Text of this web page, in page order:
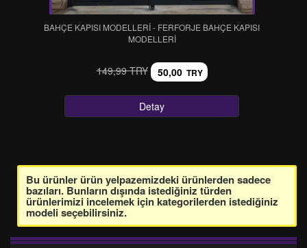
BAHÇE KAPISI MODELLERİ - FERFORJE BAHÇE KAPISI
MODELLERİ
149,99 TRY 50,00 TRY
Detay
Bu ürünler ürün yelpazemizdeki ürünlerden sadece
bazıları. Bunların dışında istediğiniz türden
ürünlerimizi incelemek için kategorilerden istediğiniz
modeli seçebilirsiniz.